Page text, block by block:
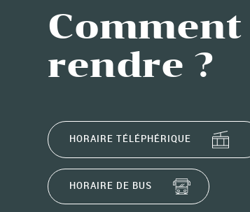
Comment
rendre ?
HORAIRE TÉLÉPHÉRIQUE
HORAIRE DE BUS